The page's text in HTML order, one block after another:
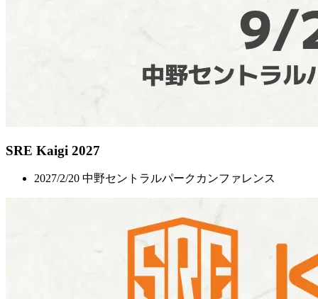
SRE Kaigi 2027
2027/2/20 中野セントラルパークカンファレンス